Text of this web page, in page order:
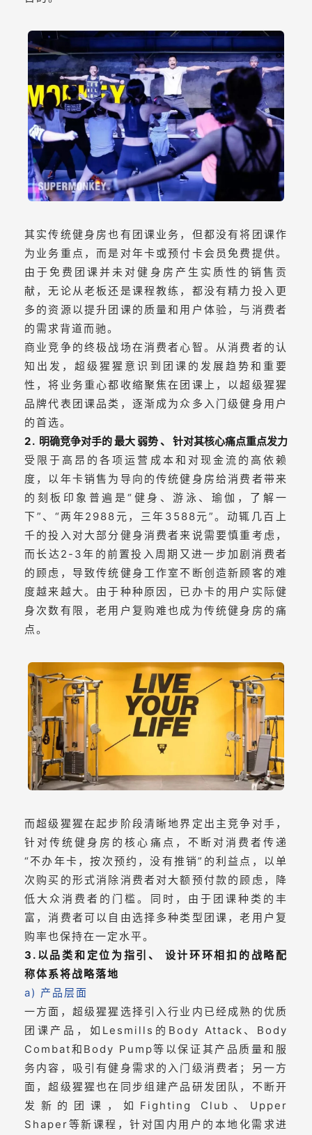
其实传统健身房也有团课业务，但都没有将团课作
为业务重点，而是对年卡或预付卡会员免费提供。
由于免费团课并未对健身房产生实质性的销售贡
献，无论从老板还是课程教练，都没有精力投入更
多的资源以提升团课的质量和用户体验，与消费者
的需求背道而驰。
商业竞争的终极战场在消费者心智。从消费者的认
知出发，超级猩猩意识到团课的发展趋势和重要
性，将业务重心都收缩聚焦在团课上，以超级猩猩
品牌代表团课品类，逐渐成为众多入门级健身用户
的首选。
2. 明确竞争对手的最大 弱势、 针对其核心痛点重点发力
受限于高昂的各项运营成本和对现金流的高依赖
度，以年卡销售为导向的传统健身房给消费者带来
的刻板印象普遍是“健身、游泳、瑜伽，了解一
下”、“两年2988元，三年3588元”。动辄几百上
千的投入对大部分健身消费者来说需要慎重考虑，
而长达2-3年的前置投入周期又进一步加剧消费者
的顾虑，导致传统健身工作室不断创造新顾客的难
度越来越大。由于种种原因，已办卡的用户实际健
身次数有限，老用户复购难也成为传统健身房的痛
点。
而超级猩猩在起步阶段清晰地界定出主竞争对手，
针对传统健身房的核心痛点，不断对消费者传递
“不办年卡，按次预约，没有推销”的利益点，以单
次购买的形式消除消费者对大额预付款的顾虑，降
低大众消费者的门槛。同时，由于团课种类的丰
富，消费者可以自由选择多种类型团课，老用户复
购率也保持在一定水平。
3.以品类和定位为指引、 设计环环相扣的战略配
称体系将战略落地
a) 产品层面
一方面，超级猩猩选择引入行业内已经成熟的优质
团课产品，如Lesmills的Body Attack、Body
Combat和Body Pump等以保证其产品质量和服
务内容，吸引有健身需求的入门级消费者；另一方
面，超级猩猩也在同步组建产品研发团队，不断开
发新的团课，如Fighting Club、Upper
Shaper等新课程，针对国内用户的本地化需求进